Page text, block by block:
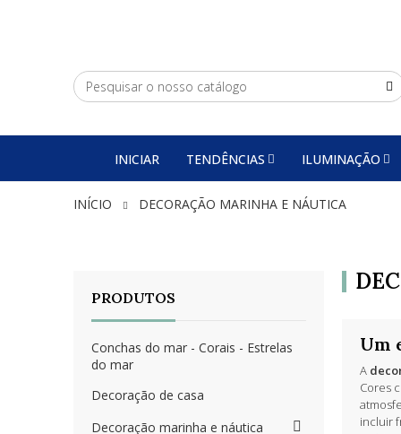
INICIAR TENDÊNCIAS ILUMINAÇÃO
INÍCIO DECORAÇÃO MARINHA E NÁUTICA
PRODUTOS
Conchas do mar - Corais - Estrelas
do mar
Decoração de casa
Decoração marinha e náutica
Um
A
Cores
incluir